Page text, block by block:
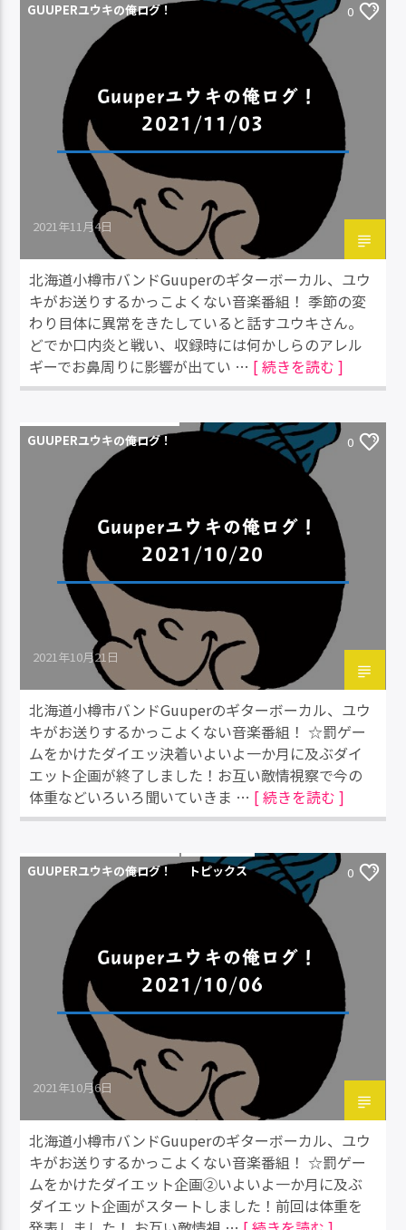
GUUPERユウキの俺ログ！ 0
Guuperユウキの俺ログ！
2021/11/03
2021年11月4日
北海道小樽市バンドGuuperのギターボーカル、ユウ
キがお送りするかっこよくない音楽番組！ 季節の変
わり目体に異常をきたしていると話すユウキさん。
どでか口内炎と戦い、収録時には何かしらのアレル
ギーでお鼻周りに影響が出てい … [ 続きを読む ]
GUUPERユウキの俺ログ！ 0
Guuperユウキの俺ログ！
2021/10/20
2021年10月21日
北海道小樽市バンドGuuperのギターボーカル、ユウ
キがお送りするかっこよくない音楽番組！ ☆罰ゲー
ムをかけたダイエッ決着いよいよ一か月に及ぶダイ
エット企画が終了しました！お互い敵情視察で今の
体重などいろいろ聞いていきま … [ 続きを読む ]
GUUPERユウキの俺ログ！ トピックス 0
Guuperユウキの俺ログ！
2021/10/06
2021年10月6日
北海道小樽市バンドGuuperのギターボーカル、ユウ
キがお送りするかっこよくない音楽番組！ ☆罰ゲー
ムをかけたダイエット企画②いよいよ一か月に及ぶ
ダイエット企画がスタートしました！前回は体重を